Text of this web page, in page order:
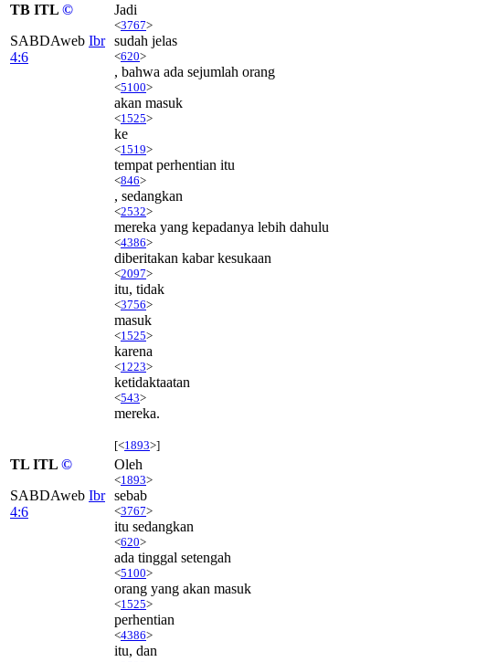
TB ITL ©
SABDAweb Ibr
4:6
Jadi
<3767>
sudah jelas
<620>
, bahwa ada sejumlah orang
<5100>
akan masuk
<1525>
ke
<1519>
tempat perhentian itu
<846>
, sedangkan
<2532>
mereka yang kepadanya lebih dahulu
<4386>
diberitakan kabar kesukaan
<2097>
itu, tidak
<3756>
masuk
<1525>
karena
<1223>
ketidaktaatan
<543>
mereka.
[<1893>]
TL ITL ©
SABDAweb Ibr
4:6
Oleh
<1893>
sebab
<3767>
itu sedangkan
<620>
ada tinggal setengah
<5100>
orang yang akan masuk
<1525>
perhentian
<4386>
itu, dan